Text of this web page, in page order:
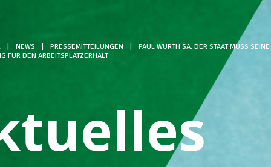
NEWS PRESSEMITTEILUNGEN
PAUL WURTH SA: DER STAAT MUSS
FÜR DEN ARBEITSPLATZERHALT